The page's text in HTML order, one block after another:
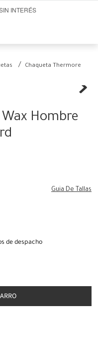
INTERÉS
Chaqueta Thermore
Hombre
Guia De Tallas
de despacho